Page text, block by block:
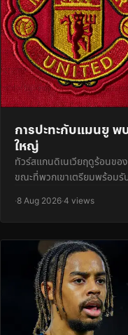
การปะทะกับแมนยู
ใหญ่
ทัวร์สแกนดิเนเวียฤดูร้อนขอ
ขณะที่พวกเขาเตรียมพร้อม
·8 Aug 2026·4 views